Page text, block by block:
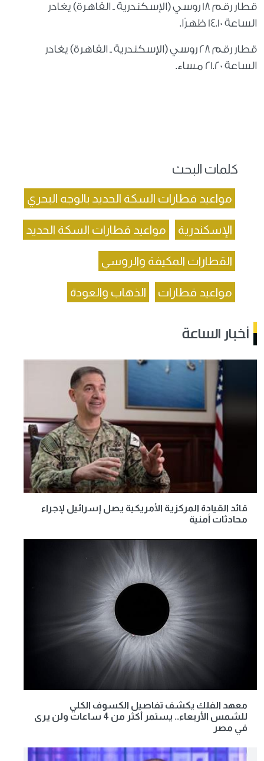
قطار رقم 18 روسي (الإسكندرية ـ القاهرة) يغادر
الساعة 14.10 ظهرًا.
قطار رقم 28 روسي (الإسكندرية ـ القاهرة) يغادر
الساعة 21.20 مساء.
كلمات البحث
مواعيد قطارات السكة الحديد بالوجه البحري
الإسكندرية مواعيد قطارات السكة الحديد
القطارات المكيفة والروسي
مواعيد قطارات الذهاب والعودة
أخبار الساعة
قائد القيادة المركزية الأمريكية يصل إسرائيل لإجراء
محادثات أمنية
معهد الفلك يكشف تفاصيل الكسوف الكلي
للشمس الأربعاء.. يستمر أكثر من 4 ساعات ولن يرى
في مصر